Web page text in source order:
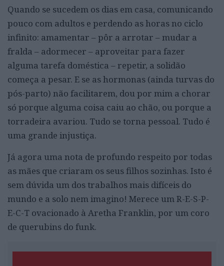
Quando se sucedem os dias em casa, comunicando
pouco com adultos e perdendo as horas no ciclo
infinito: amamentar – pôr a arrotar – mudar a
fralda – adormecer – aproveitar para fazer
alguma tarefa doméstica – repetir, a solidão
começa a pesar. E se as hormonas (ainda turvas do
pós-parto) não facilitarem, dou por mim a chorar
só porque alguma coisa caiu ao chão, ou porque a
torradeira avariou. Tudo se torna pessoal. Tudo é
uma grande injustiça.
Já agora uma nota de profundo respeito por todas
as mães que criaram os seus filhos sozinhas. Isto é
sem dúvida um dos trabalhos mais difíceis do
mundo e a solo nem imagino! Merece um R-E-S-P-
E-C-T ovacionado à Aretha Franklin, por um coro
de querubins do funk.